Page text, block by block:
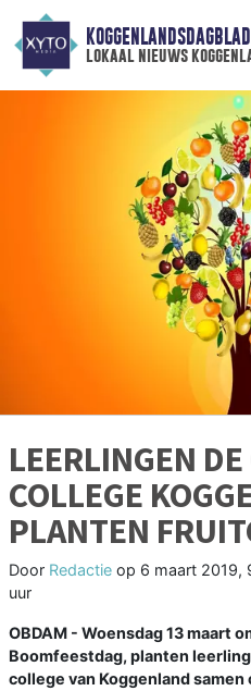
lokaal nieuws
LEERLINGEN
COLLEGE
PLANTEN
Door Redactie op 6 maart 2019,
uur
OBDAM - Woensdag 13 maart
Boomfeestdag, planten
college van Koggenland